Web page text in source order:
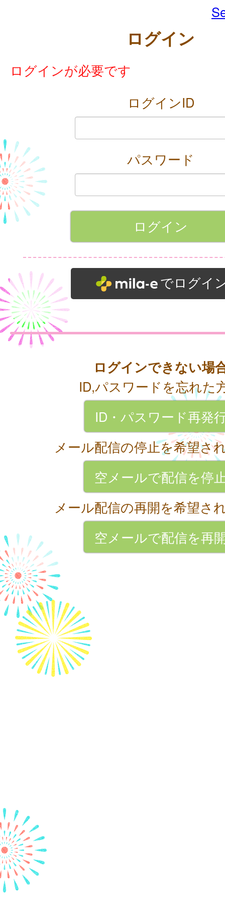
ログイン
ログインが必要です
ログインID
パスワード
でログイ
ログインできない場
ID,パスワードを忘れた
ID・パスワード再発
メール配信の停止を希望さ
空メールで配信を停
メール配信の再開を希望さ
空メールで配信を再